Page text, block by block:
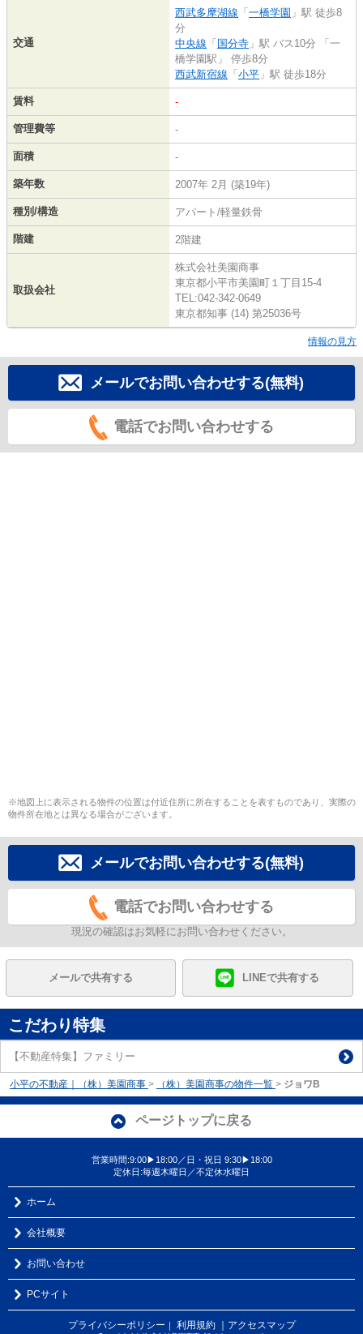
交通
西武多摩湖線 「 一橋学園 」駅 徒歩8
分
中央線 「 国分寺 」駅 バス10分 「一
橋学園駅」 停歩8分
西武新宿線 「 小平 」駅 徒歩18分
賃料 -
管理費等 -
面積 -
築年数 2007年 2月 (築19年)
種別/構造 アパート/軽量鉄骨
階建 2階建
取扱会社
株式会社美園商事
東京都小平市美園町１丁目15-4
TEL:042-342-0649
東京都知事 (14) 第25036号
情報の見方
メールでお問い合わせする(無料)
電話でお問い合わせする
※地図上に表示される物件の位置は付近住所に所在することを表すものであり、実際の
物件所在地とは異なる場合がございます。
メールでお問い合わせする(無料)
電話でお問い合わせする
現況の確認はお気軽にお問い合わせください。
メールで共有する LINEで共有する
こだわり特集
【不動産特集】ファミリー
小平の不動産｜（株）美園商事 > （株）美園商事の物件一覧 > ジョワB
ページトップに戻る
営業時間:9:00▶18:00／日・祝日 9:30▶18:00
定休日:毎週木曜日／不定休水曜日
ホーム
会社概要
お問い合わせ
PCサイト
プライバシーポリシー 利用規約 ｜アクセスマップ